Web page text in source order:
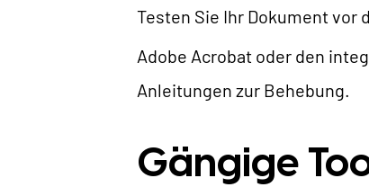
Testen Sie Ihr Dokument
Adobe Acrobat oder den
Anleitungen zur Behebung.
Gängige